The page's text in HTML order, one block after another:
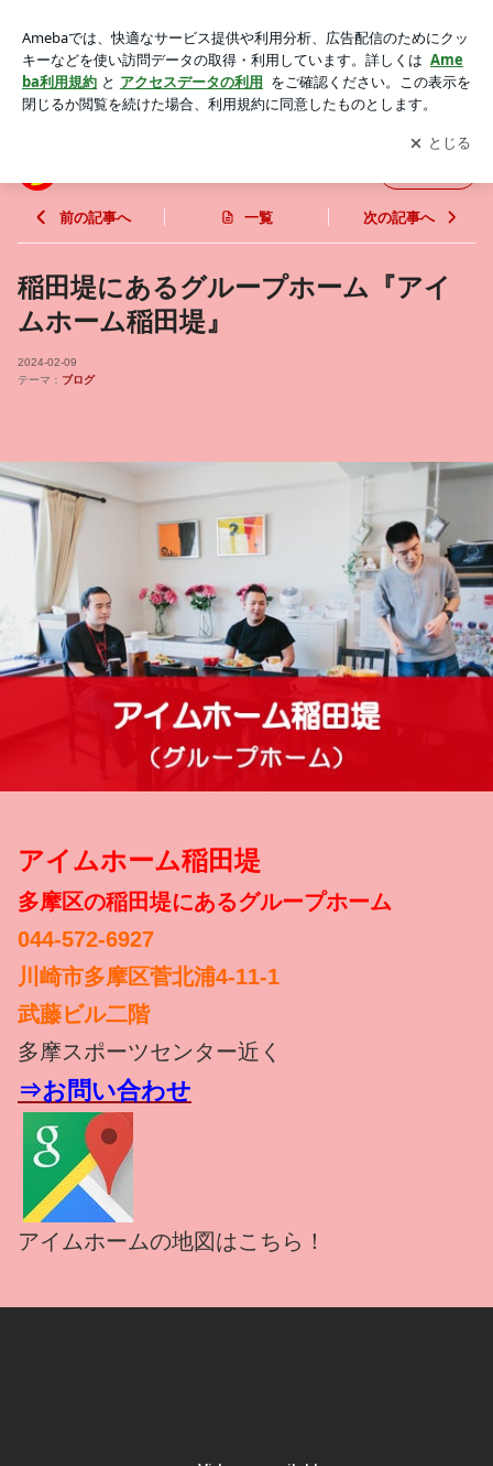
放課後デイの公式HP
アプリをダウンロードして ブログの更新通知
を受け取りまし
ょう。
開く
前の記事へ 一覧 次の記事へ
稲田堤にあるグループホーム『アイ
ムホーム稲田堤』
2024-02-09
テーマ： ブログ
アイムホーム稲田堤
多摩区の稲田堤にあるグループホーム
044-572-6927
川崎市多摩区菅北浦4-11-1
武藤ビル二階
多摩スポーツセンター近く
⇒お問い合わせ
アイムホームの地図はこちら！